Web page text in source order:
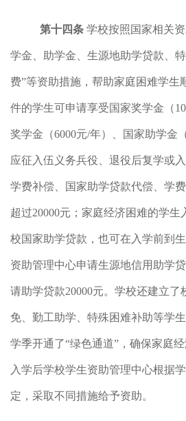
第十四条 学校按照国家相关
学金、助学金、生源地助学贷款、
费”等资助措施，帮助家庭困难学生
件的学生可申请享受国家奖学金（
奖学金（6000元/年）、国家助学金
应征入伍义务兵役、退役后复学或
学费补偿、国家助学贷款代偿、学
超过20000元；家庭经济困难的学生
校国家助学贷款，也可在入学前到
资助管理中心申请生源地信用助学
请助学贷款20000元。学校还建立
免、勤工助学、特殊困难补助等学
学季开通了“绿色通道”，确保家庭
入学后学校学生资助管理中心根据
定，采取不同措施给予资助。